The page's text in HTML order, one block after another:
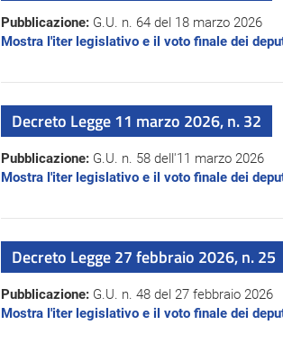
Pubblicazione: G.U. n. 64 del 18 marzo 2026
Mostra l'iter legislativo e il voto finale dei
Decreto Legge 11 marzo 2026, n. 32
Pubblicazione: G.U. n. 58 dell'11 marzo 2026
Mostra l'iter legislativo e il voto finale dei
Decreto Legge 27 febbraio 2026, n. 25
Pubblicazione: G.U. n. 48 del 27 febbraio 2026
Mostra l'iter legislativo e il voto finale dei